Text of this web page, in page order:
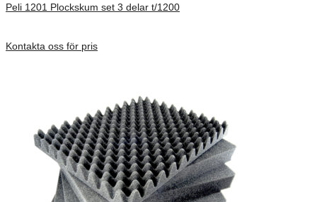
Peli 1201 Plockskum set 3 delar t/1200
Kontakta oss för pris